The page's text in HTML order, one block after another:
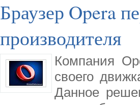
Браузер Opera
производителя
Компания
своего
Данное